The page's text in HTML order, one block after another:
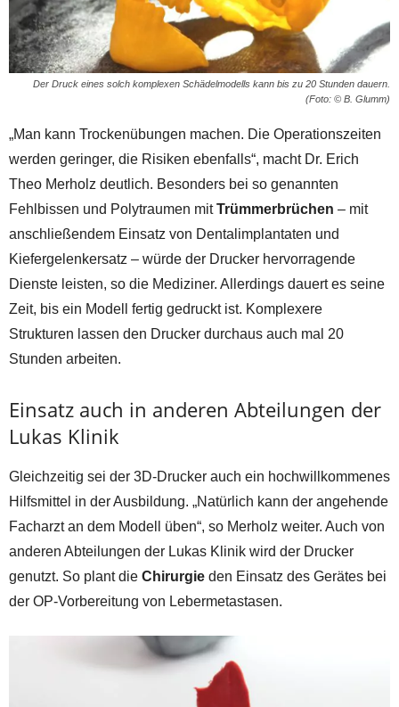
Der Druck eines solch komplexen Schädelmodells kann bis zu 20 Stunden dauern.
(Foto: © B. Glumm)
„Man kann Trockenübungen machen. Die Operationszeiten
werden geringer, die Risiken ebenfalls“, macht Dr. Erich
Theo Merholz deutlich. Besonders bei so genannten
Fehlbissen und Polytraumen mitTrümmerbrüchen – mit
anschließendem Einsatz von Dentalimplantaten und
Kiefergelenkersatz – würde der Drucker hervorragende
Dienste leisten, so die Mediziner. Allerdings dauert es seine
Zeit, bis ein Modell fertig gedruckt ist. Komplexere
Strukturen lassen den Drucker durchaus auch mal 20
Stunden arbeiten.
Einsatz auch in anderen Abteilungen der
Lukas Klinik
Gleichzeitig sei der 3D-Drucker auch ein hochwillkommenes
Hilfsmittel in der Ausbildung. „Natürlich kann der angehende
Facharzt an dem Modell üben“, so Merholz weiter. Auch von
anderen Abteilungen der Lukas Klinik wird der Drucker
genutzt. So plant die Chirurgie den Einsatz des Gerätes bei
der OP-Vorbereitung von Lebermetastasen.